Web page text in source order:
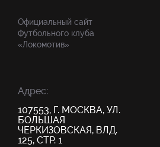
Официальный сайт
Футбольного клуба
«Локомотив»
Адрес:
107553, Г. МОСКВА, УЛ.
БОЛЬШАЯ
ЧЕРКИЗОВСКАЯ, ВЛД.
125, СТР. 1